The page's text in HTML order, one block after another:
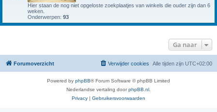
Hier staan de nog niet opgeloste zoekplaatjes van winkels die ouder zijn dan 6
weken.
Onderwerpen: 93
Ga naar
Forumoverzicht Alle tijden zijn UTC+02:00
Verwijder cookies
Powered by phpBB® Forum Software © phpBB Limited
Nederlandse vertaling doorphpBB.nl
Privacy | Gebruikersvoorwaarden